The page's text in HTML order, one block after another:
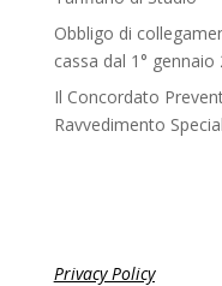
Obbligo di
cassa dal 1° gennaio
Il Concordato
Ravvedimento
Privacy Policy